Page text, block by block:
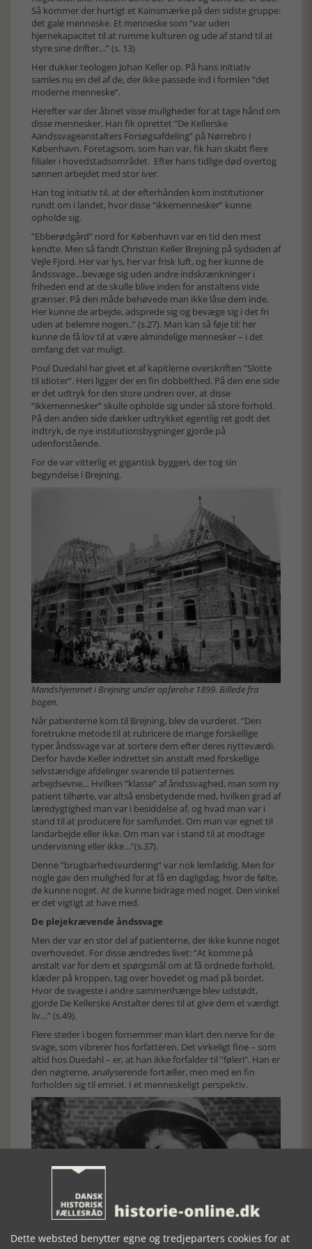
Så kommer der hurtigt et Kainsmærke på den sidste gruppe:
det gale menneske. Et menneske som ”var uden
hjernekapacitet til at rumme kulturen og ude af stand til at
styre sine drifter…” (s. 13)
Her dukker teologen Johan Keller op. På hans initiativ
samles nu en del af de, der ikke passede ind i formlen ”det
moderne menneske”.
Herefter var der åbnet visse muligheder for at tage hånd om
disse mennesker. Han fik oprettet ”De Kellerske
Aandssvageanstalters Forsøgsafdeling” på Nørrebro i
København. Foretagsom, som han var, fik han skabt flere
filialer i hovedstadsområdet. Efter hans tidlige død overtog
sønnen arbejdet med stor iver.
Han tog initiativ til, at der efterhånden kom institutioner
rundt om i landet, hvor disse ”ikkemennesker” kunne
opholde sig.
”Ebberødgård” nord for København var en tid den mest
kendte. Men så fandt Christian Keller Brejning på sydsiden af
Vejle Fjord. Her var lys, her var frisk luft, og her kunne de
åndssvage…bevæge sig uden andre indskrænkninger i
friheden end at de skulle blive inden for anstaltens vide
grænser. På den måde behøvede man ikke låse dem inde.
Her kunne de arbejde, adsprede sig og bevæge sig i det fri
uden at belemre nogen..” (s.27). Man kan så føje til: her
kunne de få lov til at være almindelige mennesker – i det
omfang det var muligt.
Poul Duedahl har givet et af kapitlerne overskriften ”Slotte
til idioter”. Heri ligger der en fin dobbelthed. På den ene side
er det udtryk for den store undren over, at disse
”ikkemennesker” skulle opholde sig under så store forhold.
På den anden side dækker udtrykket egentlig ret godt det
indtryk, de nye institutionsbygninger gjorde på
udenforstående.
For de var vitterlig et gigantisk byggeri, der tog sin
begyndelse i Brejning.
Mandshjemmet i Brejning under opførelse 1899. Billede fra
bogen.
Når patienterne kom til Brejning, blev de vurderet. ”Den
foretrukne metode til at rubricere de mange forskellige
typer åndssvage var at sortere dem efter deres nytteværdi.
Derfor havde Keller indrettet sin anstalt med forskellige
selvstændige afdelinger svarende til patienternes
arbejdsevne… Hvilken ”klasse” af åndssvaghed, man som ny
patient tilhørte, var altså ensbetydende med, hvilken grad af
læredygtighed man var i besiddelse af, og hvad man var i
stand til at producere for samfundet. Om man var egnet til
landarbejde eller ikke. Om man var i stand til at modtage
undervisning eller ikke…”(s.37).
Denne ”brugbarhedsvurdering” var nok lemfældig. Men for
nogle gav den mulighed for at få en dagligdag, hvor de følte,
de kunne noget. At de kunne bidrage med noget. Den vinkel
er det vigtigt at have med.
De plejekrævende åndssvage
Men der var en stor del af patienterne, der ikke kunne noget
overhovedet. For disse ændredes livet: ”At komme på
anstalt var for dem et spørgsmål om at få ordnede forhold,
klæder på kroppen, tag over hovedet og mad på bordet.
Hvor de svageste i andre sammenhænge blev udstødt,
gjorde De Kellerske Anstalter deres til at give dem et værdigt
liv…” (s.49).
Flere steder i bogen fornemmer man klart den nerve for de
svage, som vibrerer hos forfatteren. Det virkeligt fine – som
altid hos Duedahl – er, at han ikke forfalder til ”føleri”. Han er
den nøgterne, analyserende fortæller, men med en fin
forholden sig til emnet. I et menneskeligt perspektiv.
Dette websted benytter egne og tredjeparters cookies for at